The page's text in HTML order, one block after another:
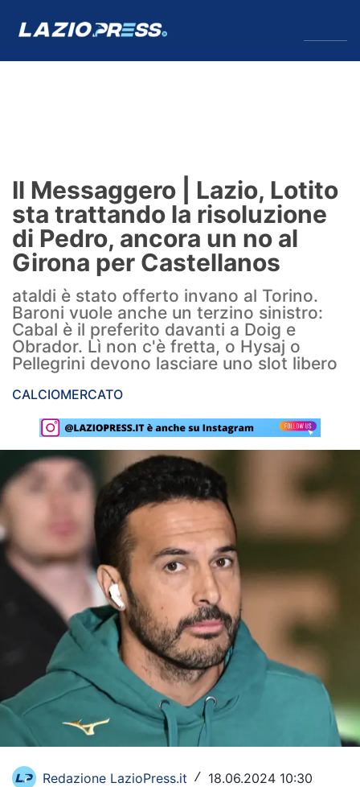
Formello
Infortuni
Primavera
Calciomercato
Lazio Women
Social
Calcio
Serie A
Champions League
Europa League
Altri Sport
Formula 1
Tennis
Vela
SHOP LAZIO
Contatti
Il Messaggero | Lazio, Lotito
sta trattando la risoluzione
di Pedro, ancora un no al
Girona per Castellanos
ataldi è stato offerto invano al Torino.
Baroni vuole anche un terzino sinistro:
Cabal è il preferito davanti a Doig e
Obrador. Lì non c'è fretta, o Hysaj o
Pellegrini devono lasciare uno slot libero
CALCIOMERCATO
Redazione LazioPress.it / 18.06.2024 10:30